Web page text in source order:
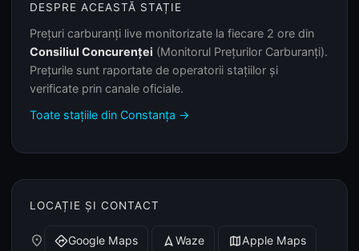
DESPRE ACEASTĂ STAȚIE
Prețuri carburanți live monitorizate la fiecare 2 ore din
Consiliul Concurenței (Monitorul Prețurilor Carburanți).
Prețurile sunt raportate de operatorii stațiilor și
verificate prin canale oficiale.
Toate stațiile din Constanța →
LOCAȚIE ȘI CONTACT
place directionsGoogle Maps navigation Waze mapApple Maps